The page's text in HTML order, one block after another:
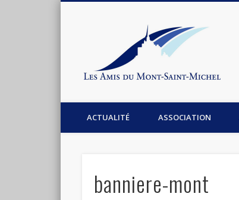
Association les amis du Mont-Saint-Michel
ACTUALITÉ ASSOCIATION
banniere-mont